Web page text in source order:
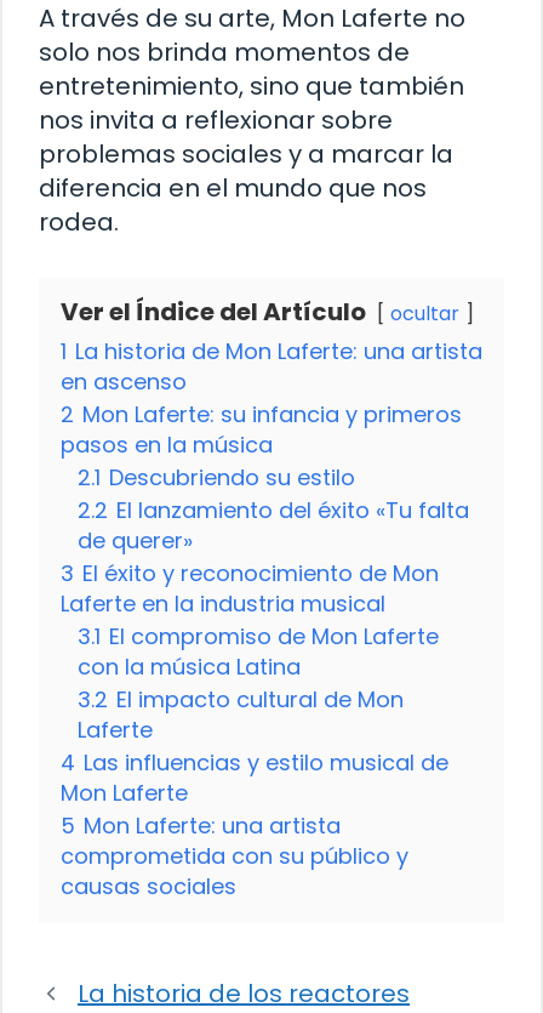
A través de su arte, Mon Laferte no
solo nos brinda momentos de
entretenimiento, sino que también
nos invita a reflexionar sobre
problemas sociales y a marcar la
diferencia en el mundo que nos
rodea.
Ver el Índice del Artículo ocultar
1 La historia de Mon Laferte: una artista
en ascenso
2 Mon Laferte: su infancia y primeros
pasos en la música
2.1 Descubriendo su estilo
2.2 El lanzamiento del éxito «Tu falta
de querer»
3 El éxito y reconocimiento de Mon
Laferte en la industria musical
3.1 El compromiso de Mon Laferte
con la música Latina
3.2 El impacto cultural de Mon
Laferte
4 Las influencias y estilo musical de
Mon Laferte
5 Mon Laferte: una artista
comprometida con su público y
causas sociales
La historia de los reactores